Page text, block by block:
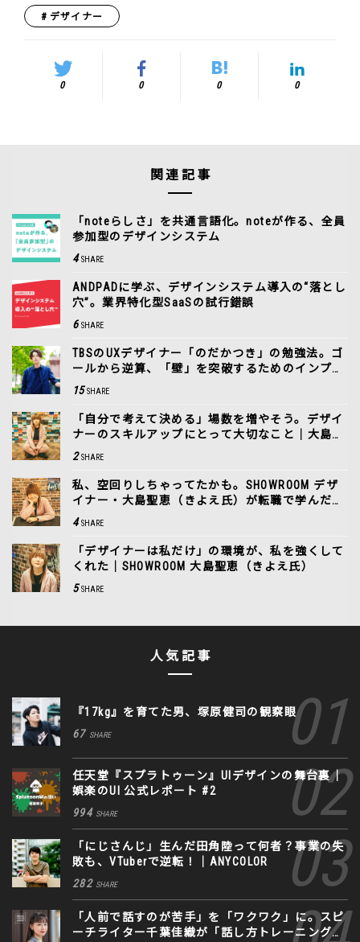
デザイナー
0 0 0 0
関連記事
「noteらしさ」を共通言語化。noteが作る、全員
参加型のデザインシステム
4 SHARE
ANDPADに学ぶ、デザインシステム導入の“落とし
穴”。業界特化型SaaSの試行錯誤
6 SHARE
TBSのUXデザイナー「のだかつき」の勉強法。ゴ
ールから逆算、「壁」を突破するためのインプッ
ト
15 SHARE
「自分で考えて決める」場数を増やそう。デザイ
ナーのスキルアップにとって大切なこと｜大島聖
恵（きよえ氏）
2 SHARE
私、空回りしちゃってたかも。SHOWROOM デザ
イナー・大島聖恵（きよえ氏）が転職で学んだこ
と
4 SHARE
「デザイナーは私だけ」の環境が、私を強くして
くれた｜SHOWROOM 大島聖恵（きよえ氏）
5 SHARE
人気記事
『17kg』を育てた男、塚原健司の観察眼
67 SHARE
任天堂『スプラトゥーン』UIデザインの舞台裏｜
娯楽のUI 公式レポート #2
994 SHARE
「にじさんじ」生んだ田角陸って何者？事業の失
敗も、VTuberで逆転！｜ANYCOLOR
282 SHARE
「人前で話すのが苦手」を「ワクワク」に。スピ
ーチライター千葉佳織が「話し方トレーニング」